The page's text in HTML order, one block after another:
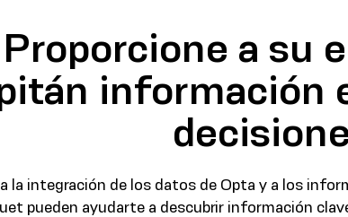
Proporcione a su
información
la integración de los datos de Opta y a los
pueden ayudarte a descubrir información